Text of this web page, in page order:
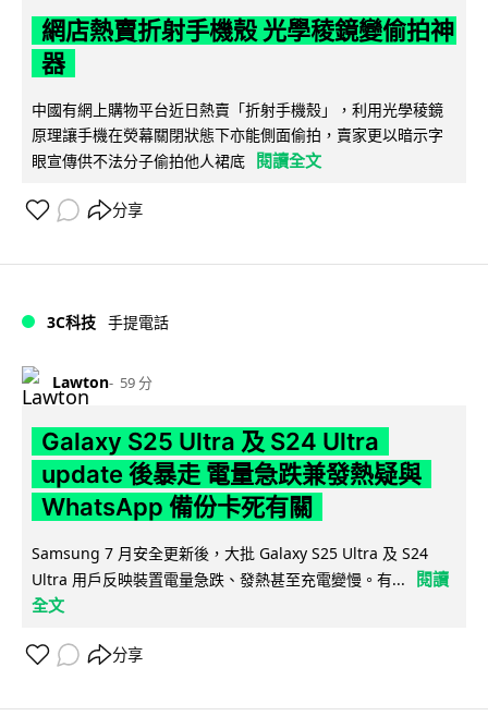
網店熱賣折射手機殼 光學稜鏡變偷拍神
器
中國有網上購物平台近日熱賣「折射手機殼」，利用光學稜鏡
原理讓手機在熒幕關閉狀態下亦能側面偷拍，賣家更以暗示字
眼宣傳供不法分子偷拍他人裙底
閱讀全文
分享
3C科技 手提電話
Lawton 59 分
Galaxy S25 Ultra 及 S24 Ultra
update 後暴走 電量急跌兼發熱疑與
WhatsApp 備份卡死有關
Samsung 7 月安全更新後，大批 Galaxy S25 Ultra 及 S24
Ultra 用戶反映裝置電量急跌、發熱甚至充電變慢。有...
閱讀
全文
分享